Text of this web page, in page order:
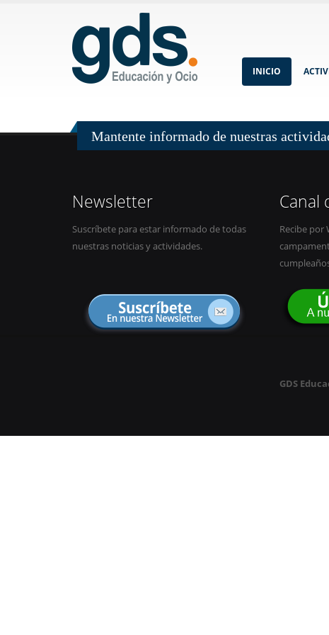
INICIO
Mantente informado de nuestras
Newsletter
Suscríbete para estar informado de todas
nuestras noticias y actividades.
Canal
Recibe por
GDS